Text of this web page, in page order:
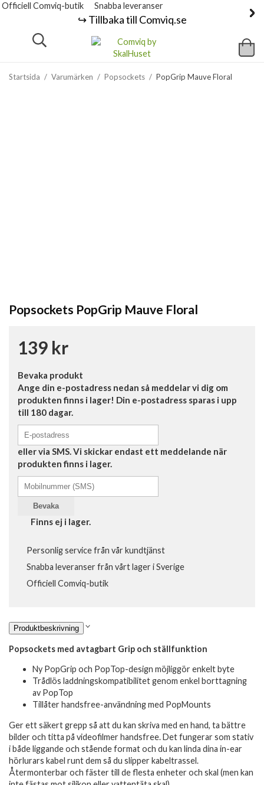
Officiell Comviq-butik Snabba leveranser
↪️ Tillbaka till Comviq.se
Startsida / Varumärken / Popsockets / PopGrip Mauve Floral
Popsockets PopGrip Mauve Floral
139 kr
Bevaka produkt
Ange din e-postadress nedan så meddelar vi dig om
produkten finns i lager! Din e-postadress sparas i upp
till 180 dagar.
eller via SMS. Vi skickar endast ett meddelande när
produkten finns i lager.
Bevaka
Finns ej i lager.
Personlig service från vår kundtjänst
Snabba leveranser från vårt lager i Sverige
Officiell Comviq-butik
Produktbeskrivning
Popsockets med avtagbart Grip och ställfunktion
Ny PopGrip och PopTop-design möjliggör enkelt byte
Trådlös laddningskompatibilitet genom enkel borttagning
av PopTop
Tillåter handsfree-användning med PopMounts
Ger ett säkert grepp så att du kan skriva med en hand, ta bättre
bilder och titta på videofilmer handsfree. Det fungerar som stativ
i både liggande och stående format och du kan linda dina in-ear
hörlurars kabel runt dem så du slipper kabeltrassel.
Återmonterbar och fäster till de flesta enheter och skal (men kan